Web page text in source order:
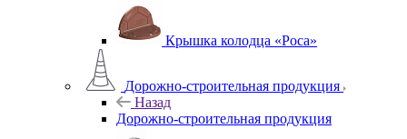
Крышка колодца «Роса»
Дорожно-строительная продукция
Назад
Дорожно-строительная продукция